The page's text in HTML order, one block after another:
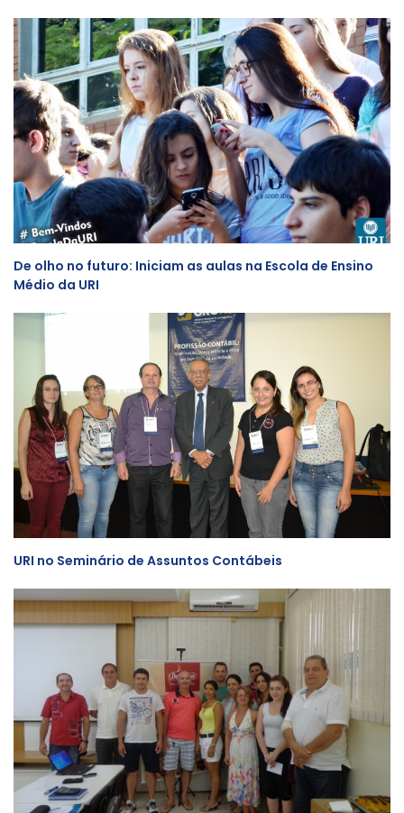
De olho no futuro: Iniciam as aulas na Escola de Ensino
Médio da URI
URI no Seminário de Assuntos Contábeis